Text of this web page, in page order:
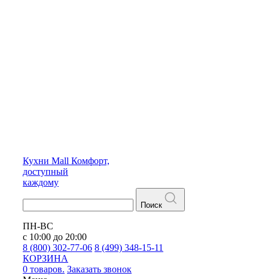
Кухни Mall Комфорт,
доступный
каждому
Поиск
ПН-ВС
с 10:00 до 20:00
8 (800) 302-77-06 8 (499) 348-15-11
КОРЗИНА
0 товаров. Заказать звонок